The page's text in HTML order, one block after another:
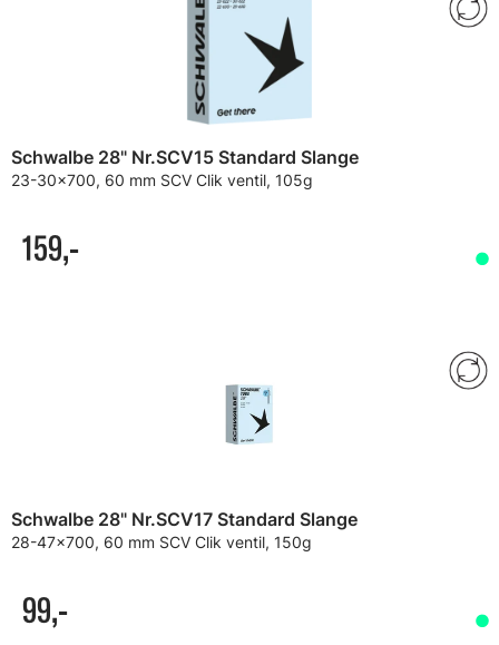
Schwalbe 28" Nr.SCV15 Standard Slange
23-30x700, 60 mm SCV Clik ventil, 105g
159,-
Schwalbe 28" Nr.SCV17 Standard Slange
28-47x700, 60 mm SCV Clik ventil, 150g
99,-